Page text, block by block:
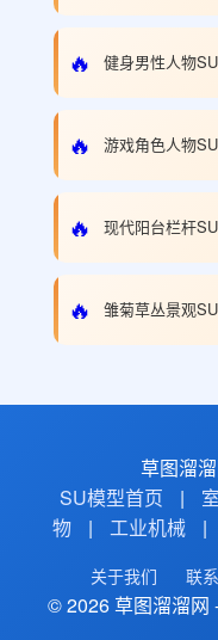
🔥 健身男性人物
🔥 游戏角色人物
🔥 现代阳台栏杆
🔥 雏菊草丛景观
草图溜
SU模型首页
|
物
| 工业机械 |
关于我们 联
© 2026 草图溜溜网